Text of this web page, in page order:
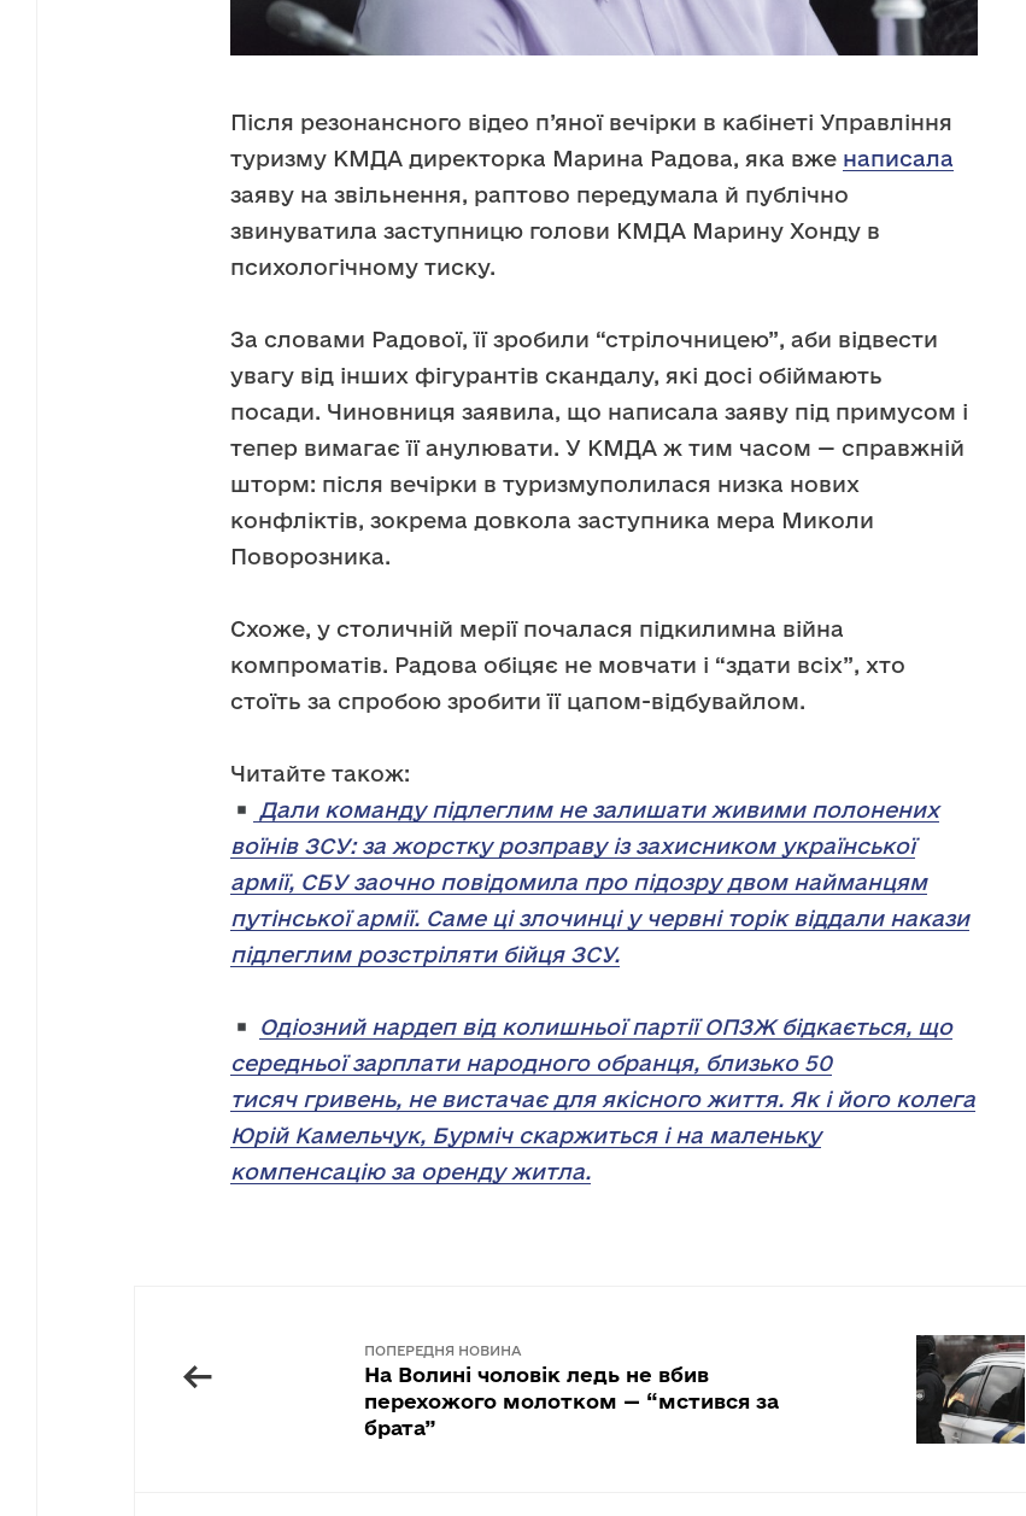
Після резонансного відео п’яної вечірки в кабінеті Управління
туризму КМДА директорка Марина Радова, яка вже написала
заяву на звільнення, раптово передумала й публічно
звинуватила заступницю голови КМДА Марину Хонду в
психологічному тиску.
За словами Радової, її зробили “стрілочницею”, аби відвести
увагу від інших фігурантів скандалу, які досі обіймають
посади. Чиновниця заявила, що написала заяву під примусом і
тепер вимагає її анулювати. У КМДА ж тим часом — справжній
шторм: після вечірки в туризмуполилася низка нових
конфліктів, зокрема довкола заступника мера Миколи
Поворозника.
Схоже, у столичній мерії почалася підкилимна війна
компроматів. Радова обіцяє не мовчати і “здати всіх”, хто
стоїть за спробою зробити її цапом-відбувайлом.
Читайте також:
Дали команду підлеглим не залишати живими полонених
воїнів ЗСУ: за жорстку розправу із захисником української
армії, СБУ заочно повідомила про підозру двом найманцям
путінської армії. Саме ці злочинці у червні торік віддали накази
підлеглим розстріляти бійця ЗСУ.
Одіозний нардеп від колишньої партії ОПЗЖ бідкається, що
середньої зарплати народного обранця, близько 50
тисяч гривень, не вистачає для якісного життя. Як і його колега
Юрій Камельчук, Бурміч скаржиться і на маленьку
компенсацію за оренду житла.
←
ПОПЕРЕДНЯ НОВИНА
На Волині чоловік ледь не вбив
перехожого молотком — “мстився за
брата”